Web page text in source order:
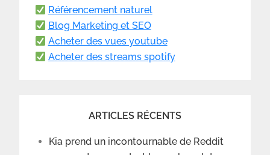
Référencement naturel
Blog Marketing et SEO
Acheter des vues youtube
Acheter des streams spotify
ARTICLES RÉCENTS
Kia prend un incontournable de Reddit